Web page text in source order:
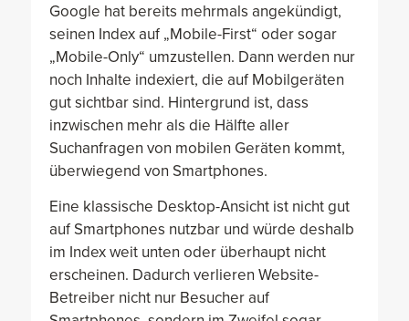
Google hat bereits mehrmals angekündigt,
seinen Index auf „Mobile-First“ oder sogar
„Mobile-Only“ umzustellen. Dann werden nur
noch Inhalte indexiert, die auf Mobilgeräten
gut sichtbar sind. Hintergrund ist, dass
inzwischen mehr als die Hälfte aller
Suchanfragen von mobilen Geräten kommt,
überwiegend von Smartphones.
Eine klassische Desktop-Ansicht ist nicht gut
auf Smartphones nutzbar und würde deshalb
im Index weit unten oder überhaupt nicht
erscheinen. Dadurch verlieren Website-
Betreiber nicht nur Besucher auf